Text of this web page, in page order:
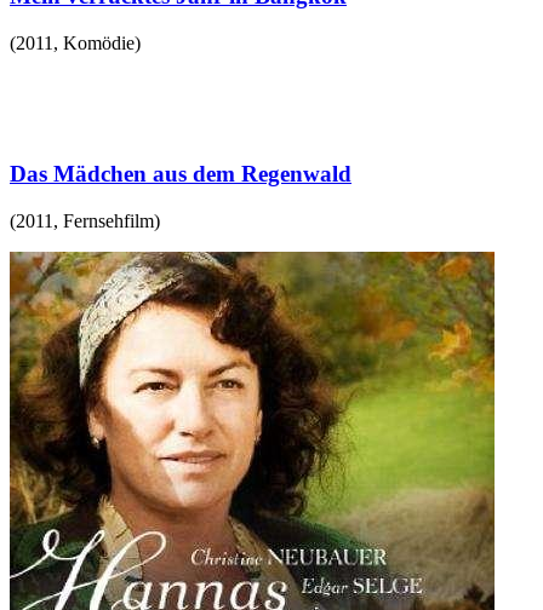
(2011 , Komödie)
Das Mädchen aus dem Regenwald
(2011 , Fernsehfilm)